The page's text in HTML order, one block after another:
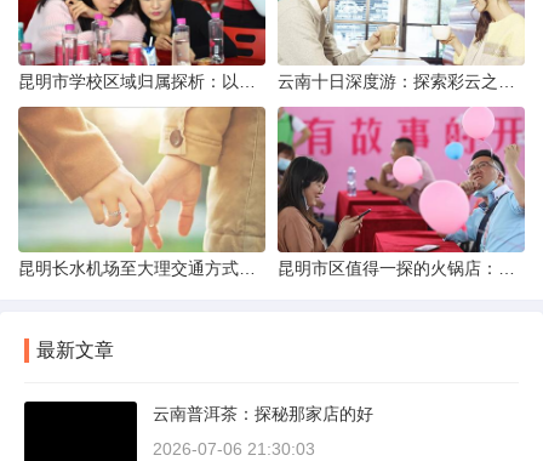
最新文章
云南普洱茶：探秘那家店的好
2026-07-06 21:30:03